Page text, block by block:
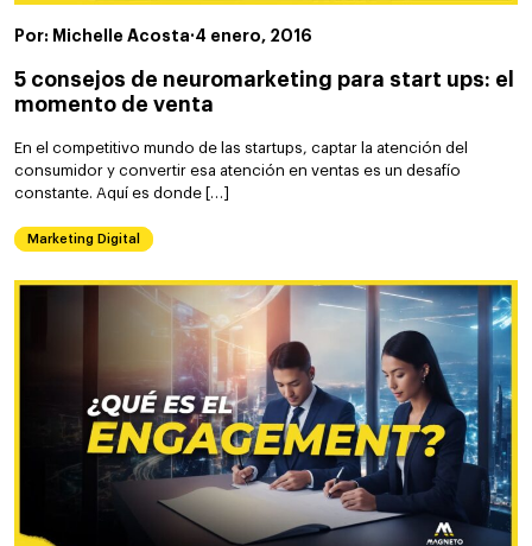
Por: Michelle Acosta·4 enero, 2016
5 consejos de neuromarketing para start ups: el
momento de venta
En el competitivo mundo de las startups, captar la atención del
consumidor y convertir esa atención en ventas es un desafío
constante. Aquí es donde […]
Marketing Digital